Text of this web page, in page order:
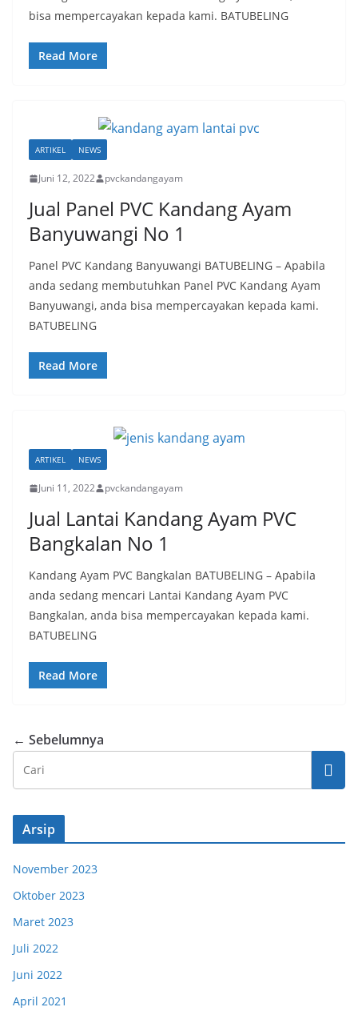
bisa mempercayakan kepada kami. BATUBELING
Read More
ARTIKEL NEWS
Juni 12, 2022 pvckandangayam
Jual Panel PVC Kandang Ayam
Banyuwangi No 1
Panel PVC Kandang Banyuwangi BATUBELING – Apabila
anda sedang membutuhkan Panel PVC Kandang Ayam
Banyuwangi, anda bisa mempercayakan kepada kami.
BATUBELING
Read More
ARTIKEL NEWS
Juni 11, 2022 pvckandangayam
Jual Lantai Kandang Ayam PVC
Bangkalan No 1
Kandang Ayam PVC Bangkalan BATUBELING – Apabila
anda sedang mencari Lantai Kandang Ayam PVC
Bangkalan, anda bisa mempercayakan kepada kami.
BATUBELING
Read More
← Sebelumnya
Arsip
November 2023
Oktober 2023
Maret 2023
Juli 2022
Juni 2022
April 2021